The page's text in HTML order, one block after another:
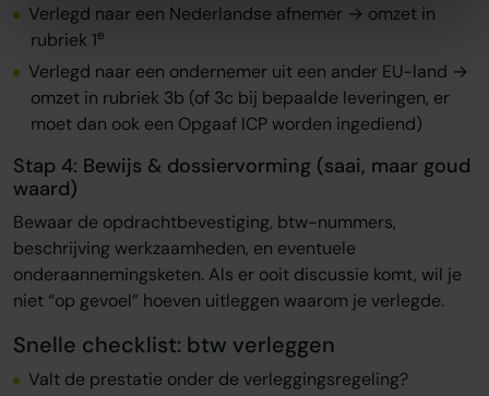
Verlegd naar een Nederlandse afnemer → omzet in
rubriek 1e
Verlegd naar een ondernemer uit een ander EU-land →
omzet in rubriek 3b (of 3c bij bepaalde leveringen, er
moet dan ook een Opgaaf ICP worden ingediend)
Stap 4: Bewijs & dossiervorming (saai, maar goud
waard)
Bewaar de opdrachtbevestiging, btw-nummers,
beschrijving werkzaamheden, en eventuele
onderaannemingsketen. Als er ooit discussie komt, wil je
niet “op gevoel” hoeven uitleggen waarom je verlegde.
Snelle checklist: btw verleggen
Valt de prestatie onder de verleggingsregeling?